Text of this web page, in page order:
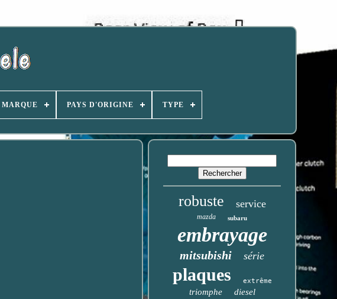
MARQUE PAYS D'ORIGINE TYPE
robuste service
mazda subaru
embrayage
mitsubishi série
plaques extrême
triomphe diesel